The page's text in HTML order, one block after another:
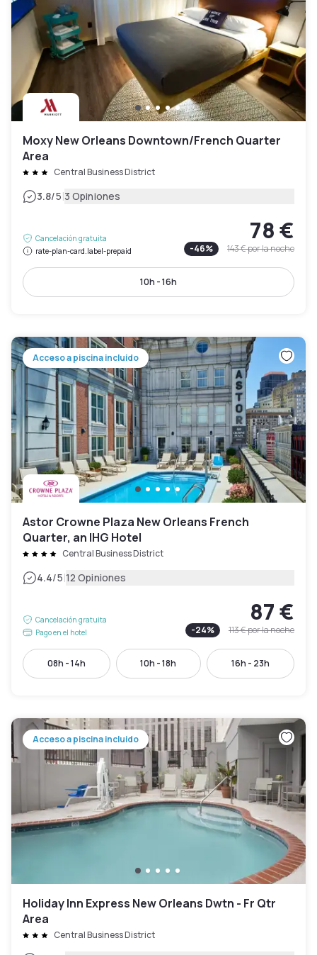
Moxy New Orleans Downtown/French Quarter
Area
Central Business District
3.8/5|3 Opiniones
Cancelación gratuita
rate-plan-card.label-prepaid
78 €
-46% 143 €por la noche
10h - 16h
Acceso a piscina incluido
Astor Crowne Plaza New Orleans French
Quarter, an IHG Hotel
Central Business District
4.4/5|12 Opiniones
Cancelación gratuita
Pago en el hotel
87 €
-24% 113 €por la noche
08h - 14h 10h - 18h 16h - 23h
Acceso a piscina incluido
Holiday Inn Express New Orleans Dwtn - Fr Qtr
Area
Central Business District